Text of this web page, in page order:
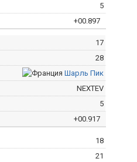
5
+00.897
17
28
Шарль Пик
NEXTEV
5
+00.917
18
21